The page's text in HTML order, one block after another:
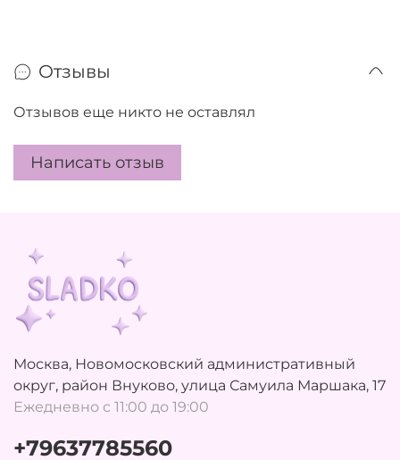
Отзывы
Отзывов еще никто не оставлял
Написать отзыв
Москва, Новомосковский административный
округ, район Внуково, улица Самуила Маршака, 17
Ежедневно с 11:00 до 19:00
+79637785560